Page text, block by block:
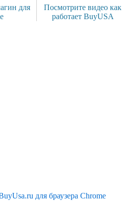
для
Посмотрите видео как
работает BuyUSA
для браузера Chrome